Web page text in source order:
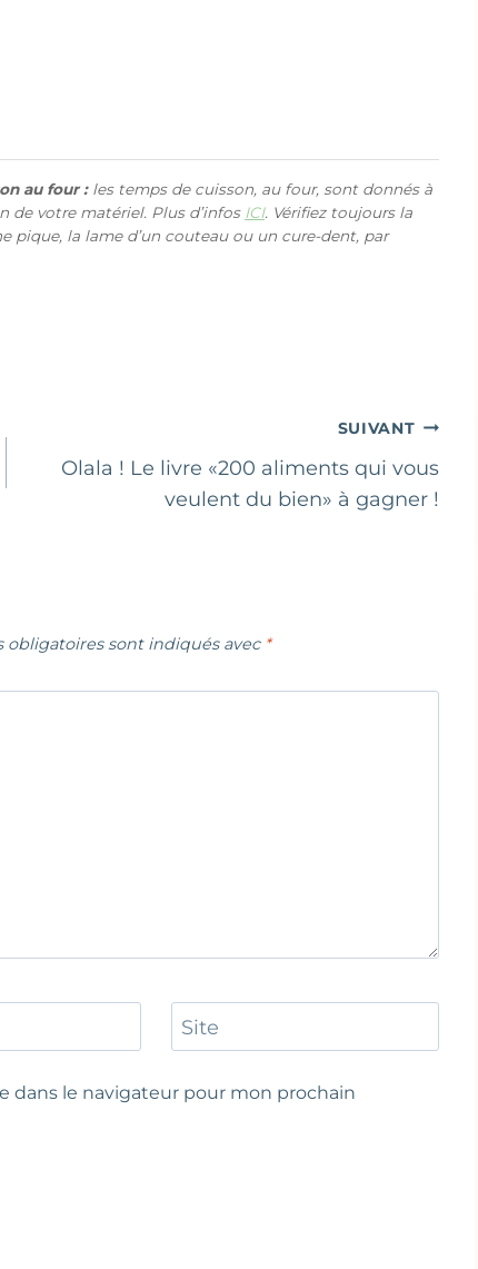
au four :les temps de cuisson, au four, sont donnés à
de votre matériel. Plus d’infos ICI. Vérifiez toujours la
pique, la lame d’un couteau ou un cure-dent, par
SUIVANT
Olala ! Le livre «200 aliments qui vous
veulent du bien» à gagner !
obligatoires sont indiqués avec *
Site
dans le navigateur pour mon prochain